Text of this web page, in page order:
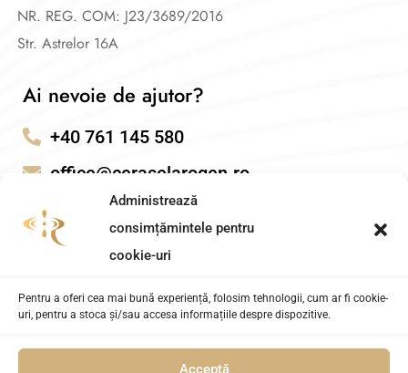
Administrează
consimțămintele pentru
cookie-uri
Pentru a oferi cea mai bună experiență, folosim tehnologii, cum ar fi cookie-
uri, pentru a stoca și/sau accesa informațiile despre dispozitive.
Acceptă
NR. REG. COM: J23/3689/2016
Str. Astrelor 16A
Ai nevoie de ajutor?
+40 761 145 580
office@ceraselarogen.ro